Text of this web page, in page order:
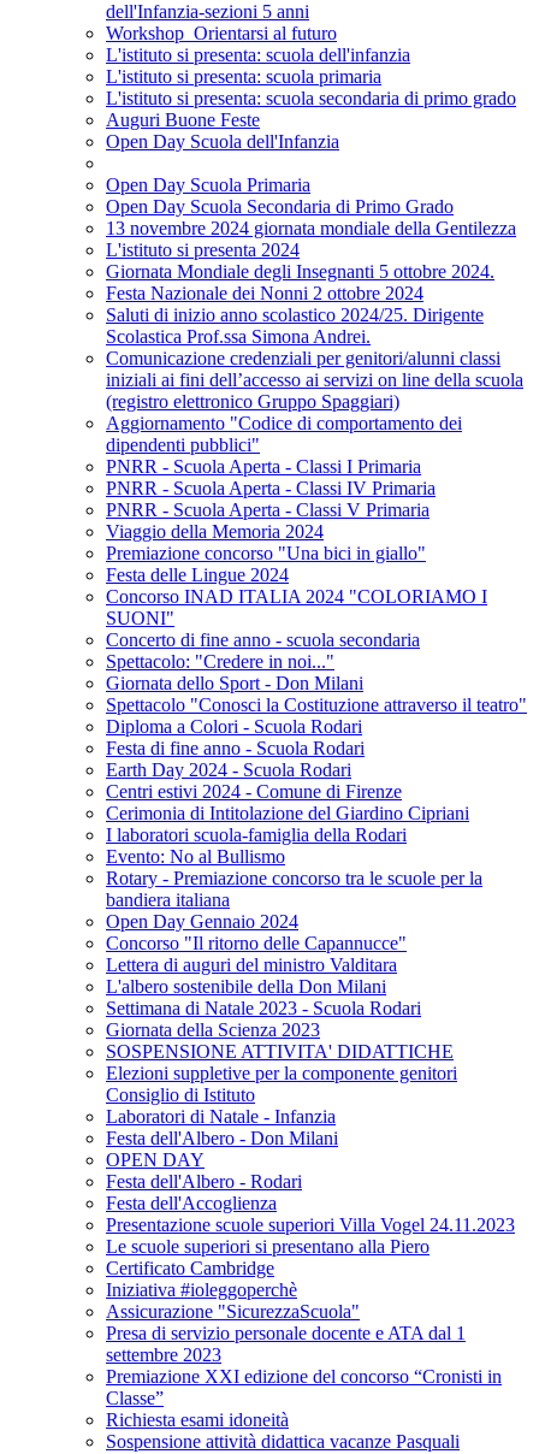
dell'Infanzia-sezioni 5 anni
Workshop_Orientarsi al futuro
L'istituto si presenta: scuola dell'infanzia
L'istituto si presenta: scuola primaria
L'istituto si presenta: scuola secondaria di primo grado
Auguri Buone Feste
Open Day Scuola dell'Infanzia
Open Day Scuola Primaria
Open Day Scuola Secondaria di Primo Grado
13 novembre 2024 giornata mondiale della Gentilezza
L'istituto si presenta 2024
Giornata Mondiale degli Insegnanti 5 ottobre 2024.
Festa Nazionale dei Nonni 2 ottobre 2024
Saluti di inizio anno scolastico 2024/25. Dirigente
Scolastica Prof.ssa Simona Andrei.
Comunicazione credenziali per genitori/alunni classi
iniziali ai fini dell’accesso ai servizi on line della scuola
(registro elettronico Gruppo Spaggiari)
Aggiornamento "Codice di comportamento dei
dipendenti pubblici"
PNRR - Scuola Aperta - Classi I Primaria
PNRR - Scuola Aperta - Classi IV Primaria
PNRR - Scuola Aperta - Classi V Primaria
Viaggio della Memoria 2024
Premiazione concorso "Una bici in giallo"
Festa delle Lingue 2024
Concorso INAD ITALIA 2024 "COLORIAMO I
SUONI"
Concerto di fine anno - scuola secondaria
Spettacolo: "Credere in noi..."
Giornata dello Sport - Don Milani
Spettacolo "Conosci la Costituzione attraverso il teatro"
Diploma a Colori - Scuola Rodari
Festa di fine anno - Scuola Rodari
Earth Day 2024 - Scuola Rodari
Centri estivi 2024 - Comune di Firenze
Cerimonia di Intitolazione del Giardino Cipriani
I laboratori scuola-famiglia della Rodari
Evento: No al Bullismo
Rotary - Premiazione concorso tra le scuole per la
bandiera italiana
Open Day Gennaio 2024
Concorso "Il ritorno delle Capannucce"
Lettera di auguri del ministro Valditara
L'albero sostenibile della Don Milani
Settimana di Natale 2023 - Scuola Rodari
Giornata della Scienza 2023
SOSPENSIONE ATTIVITA' DIDATTICHE
Elezioni suppletive per la componente genitori
Consiglio di Istituto
Laboratori di Natale - Infanzia
Festa dell'Albero - Don Milani
OPEN DAY
Festa dell'Albero - Rodari
Festa dell'Accoglienza
Presentazione scuole superiori Villa Vogel 24.11.2023
Le scuole superiori si presentano alla Piero
Certificato Cambridge
Iniziativa #ioleggoperchè
Assicurazione "SicurezzaScuola"
Presa di servizio personale docente e ATA dal 1
settembre 2023
Premiazione XXI edizione del concorso “Cronisti in
Classe”
Richiesta esami idoneità
Sospensione attività didattica vacanze Pasquali